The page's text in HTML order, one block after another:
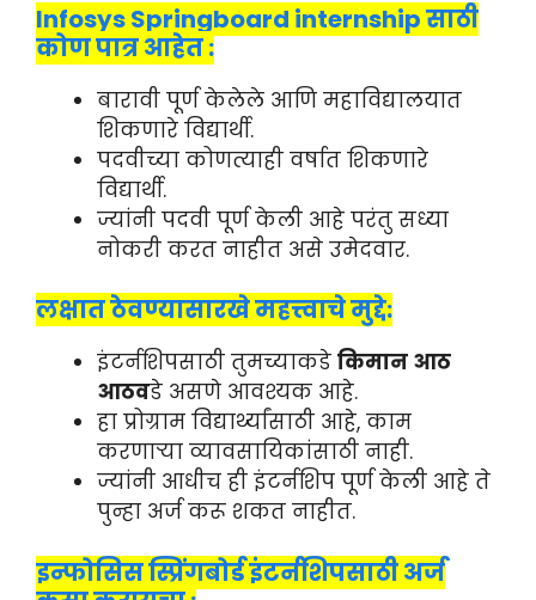
Infosys Springboard internship साठी
कोण पात्र आहेत :
बारावी पूर्ण केलेले आणि महाविद्यालयात
शिकणारे विद्यार्थी.
पदवीच्या कोणत्याही वर्षात शिकणारे
विद्यार्थी.
ज्यांनी पदवी पूर्ण केली आहे परंतु सध्या
नोकरी करत नाहीत असे उमेदवार.
लक्षात ठेवण्यासारखे महत्त्वाचे मुद्दे:
इंटर्नशिपसाठी तुमच्याकडे किमान आठ
आठवडे असणे आवश्यक आहे.
हा प्रोग्राम विद्यार्थ्यांसाठी आहे, काम
करणाऱ्या व्यावसायिकांसाठी नाही.
ज्यांनी आधीच ही इंटर्नशिप पूर्ण केली आहे ते
पुन्हा अर्ज करू शकत नाहीत.
इन्फोसिस स्प्रिंगबोर्ड इंटर्नशिपसाठी अर्ज